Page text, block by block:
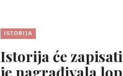
ISTORIJA
Istorija će
je nagrađivala